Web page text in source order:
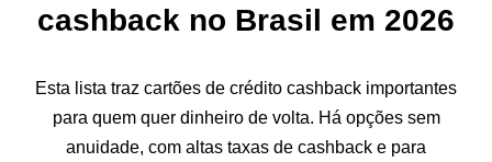
cashback no Brasil em 2026
Esta lista traz cartões de crédito cashback importantes
para quem quer dinheiro de volta. Há opções sem
anuidade, com altas taxas de cashback e para